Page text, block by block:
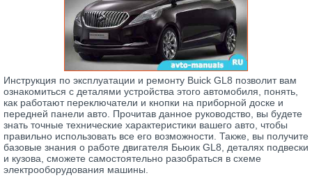
Инструкция по эксплуатации и ремонту Buick GL8 позволит вам
ознакомиться с деталями устройства этого автомобиля, понять,
как работают переключатели и кнопки на приборной доске и
передней панели авто. Прочитав данное руководство, вы будете
знать точные технические характеристики вашего авто, чтобы
правильно использовать все его возможности. Также, вы получите
базовые знания о работе двигателя Бьюик GL8, деталях подвески
и кузова, сможете самостоятельно разобраться в схеме
электрооборудования машины.